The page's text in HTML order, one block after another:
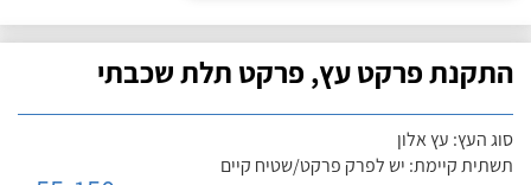
התקנת פרקט עץ, פרקט תלת שכבתי
סוג העץ: עץ אלון
תשתית קיימת: יש לפרק פרקט/שטיח קיים